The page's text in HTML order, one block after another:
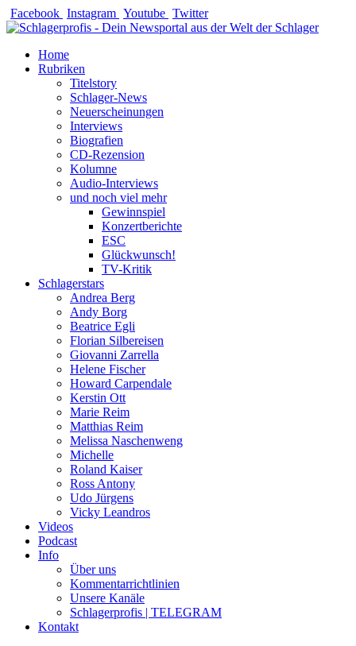
Zum
Inhalt
Facebook Instagram Youtube Twitter
Home
Rubriken
Titelstory
Schlager-News
Neuerscheinungen
Interviews
Biografien
CD-Rezension
Kolumne
Audio-Interviews
und noch viel mehr
Gewinnspiel
Konzertberichte
ESC
Glückwunsch!
TV-Kritik
Schlagerstars
Andrea Berg
Andy Borg
Beatrice Egli
Florian Silbereisen
Giovanni Zarrella
Helene Fischer
Howard Carpendale
Kerstin Ott
Marie Reim
Matthias Reim
Melissa Naschenweng
Michelle
Roland Kaiser
Ross Antony
Udo Jürgens
Vicky Leandros
Videos
Podcast
Info
Über uns
Kommentarrichtlinien
Unsere Kanäle
Schlagerprofis | TELEGRAM
Kontakt